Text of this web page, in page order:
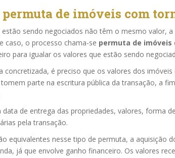
permuta de imóveis com
sendo negociados não têm o mesmo valor,
caso, o processo chama-se permuta de imóveis
para igualar os valores que estão sendo
concretizada, é preciso que os valores dos
parte na escritura pública da transação, a
de entrega das propriedades, valores, forma
pela transação.
equivalentes nesse tipo de permuta, a aquisição
já que envolve ganho financeiro. Os valores